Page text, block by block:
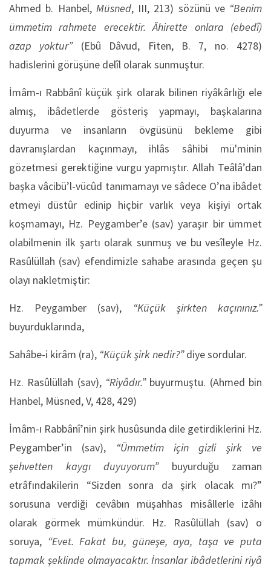
Ahmed b. Hanbel, Müsned, III, 213) sözünü ve “Benim
ümmetim rahmete erecektir. Âhirette onlara (ebedî)
azap yoktur” (Ebû Dâvud, Fiten, B. 7, no. 4278)
hadislerini görüşüne delîl olarak sunmuştur.
İmâm-ı Rabbânî küçük şirk olarak bilinen riyâkârlığı ele
almış, ibâdetlerde gösteriş yapmayı, başkalarına
duyurma ve insanların övgüsünü bekleme gibi
davranışlardan kaçınmayı, ihlâs sâhibi mü'minin
gözetmesi gerektiğine vurgu yapmıştır. Allah Teâlâ’dan
başka vâcibü’l-vücûd tanımamayı ve sâdece O’na ibâdet
etmeyi düstûr edinip hiçbir varlık veya kişiyi ortak
koşmamayı, Hz. Peygamber’e (sav) yaraşır bir ümmet
olabilmenin ilk şartı olarak sunmuş ve bu vesîleyle Hz.
Rasûlüllah (sav) efendimizle sahabe arasında geçen şu
olayı nakletmiştir:
Hz. Peygamber (sav),
“Küçük şirkten kaçınınız.”
buyurduklarında,
Sahâbe-i kirâm (ra), “Küçük şirk nedir?”diye sordular.
Hz. Rasûlüllah (sav), “Riyâdır.”buyurmuştu. (Ahmed bin
Hanbel, Müsned, V, 428, 429)
İmâm-ı Rabbânî’nin şirk husûsunda dile getirdiklerini Hz.
Peygamber’in (sav),
“Ümmetim için gizli şirk ve
şehvetten kaygı duyuyorum” buyurduğu zaman
etrâfındakilerin “Sizden sonra da şirk olacak mı?”
sorusuna verdiği cevâbın müşahhas misâllerle izâhı
olarak görmek mümkündür. Hz. Rasûlüllah (sav) o
soruya, “Evet. Fakat bu, güneşe, aya, taşa ve puta
tapmak şeklinde olmayacaktır. İnsanlar ibâdetlerini riyâ